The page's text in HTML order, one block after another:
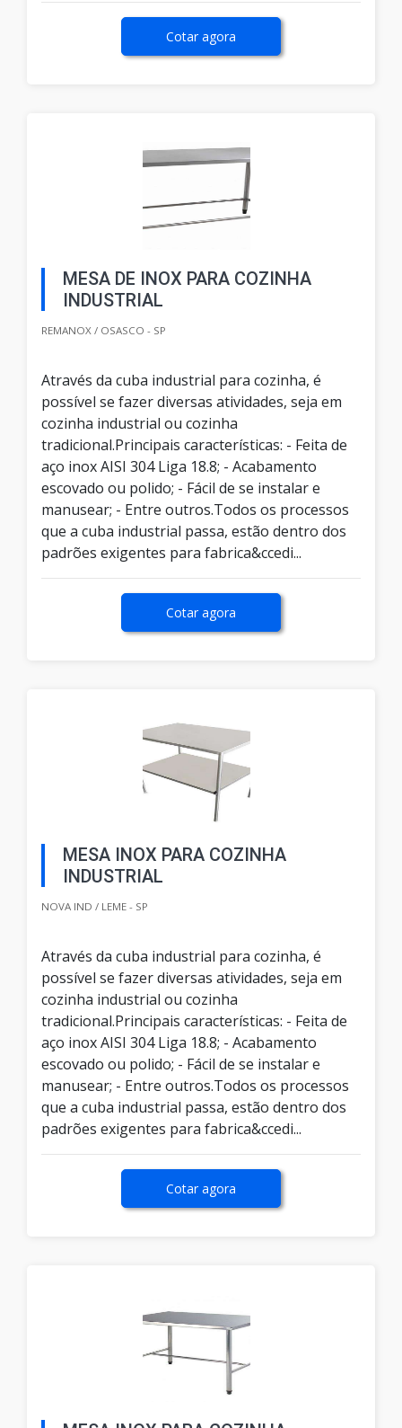
Cotar agora
MESA DE INOX PARA COZINHA
INDUSTRIAL
REMANOX / OSASCO - SP
Através da cuba industrial para cozinha, é
possível se fazer diversas atividades, seja em
cozinha industrial ou cozinha
tradicional.Principais características: - Feita de
aço inox AISI 304 Liga 18.8; - Acabamento
escovado ou polido; - Fácil de se instalar e
manusear; - Entre outros.Todos os processos
que a cuba industrial passa, estão dentro dos
padrões exigentes para fabrica&ccedi...
Cotar agora
MESA INOX PARA COZINHA
INDUSTRIAL
NOVA IND / LEME - SP
Através da cuba industrial para cozinha, é
possível se fazer diversas atividades, seja em
cozinha industrial ou cozinha
tradicional.Principais características: - Feita de
aço inox AISI 304 Liga 18.8; - Acabamento
escovado ou polido; - Fácil de se instalar e
manusear; - Entre outros.Todos os processos
que a cuba industrial passa, estão dentro dos
padrões exigentes para fabrica&ccedi...
Cotar agora